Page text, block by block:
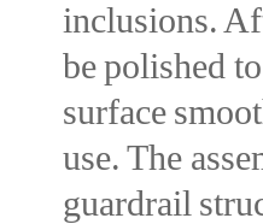
inclusions.
be polished
surface
use. The
guardrail